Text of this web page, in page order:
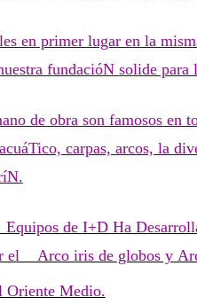
en primer lugar en la
fundacióN solide
de obra son famosos
carpas, arcos, la
de I+D Ha
el Arco iris de globos y
Oriente Medio.